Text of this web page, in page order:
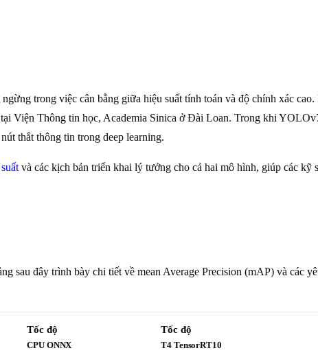
trong việc cân bằng giữa hiệu suất tính toán và độ chính xác
Viện Thông tin học, Academia Sinica ở Đài Loan. Trong khi
thắt thông tin trong deep learning.
và các kịch bản triển khai lý tưởng cho cả hai mô hình, giúp các
sau đây trình bày chi tiết về mean Average Precision (mAP) và các
Tốc độ
CPU ONNX
Tốc độ
T4 TensorRT10